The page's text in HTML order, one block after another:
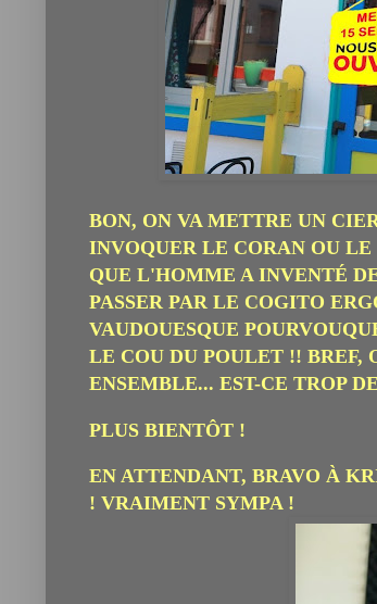
BON, ON VA METTRE UN
INVOQUER LE CORAN OU
QUE L'HOMME A INVENTÉ
PASSER PAR LE COGITO
VAUDOUESQUE
LE COU DU POULET !! BREF,
ENSEMBLE... EST-CE TROP
PLUS BIENTÔT !
EN ATTENDANT, BRAVO À
! VRAIMENT SYMPA !